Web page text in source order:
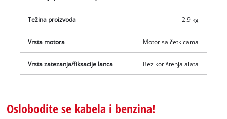
Težina proizvoda 2.9 kg
Vrsta motora Motor sa četkicama
Vrsta zatezanja/fiksacije lanca Bez korištenja alata
Oslobodite se kabela i benzina!